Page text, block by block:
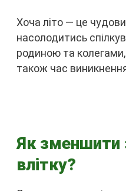
Хоча літо — це
насолодитись
родиною та
також час
Як зменшити
влітку?